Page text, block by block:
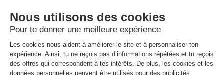
Camping Toscana Holiday Village ★★★
Montopoli Valdarno -Voir sur la carte